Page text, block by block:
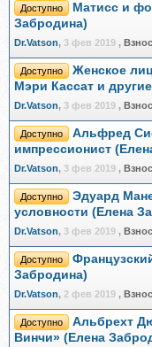
Доступно
Матисс и
Забродина)
Dr.Vatson, 3 фев 2019 ,
Доступно
Женское
Мэри Кассат и
Dr.Vatson, 3 фев 2019 ,
Доступно
Альфред
импрессионист
Dr.Vatson, 3 фев 2019 ,
Доступно
Эдуард
условности (Елена
Dr.Vatson, 3 фев 2019 ,
Доступно
Забродина)
Dr.Vatson, 2 фев 2019 ,
Доступно
Альбрехт
Винчи» (Елена